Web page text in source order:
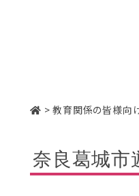
>教育関係の皆様向
奈良葛城市